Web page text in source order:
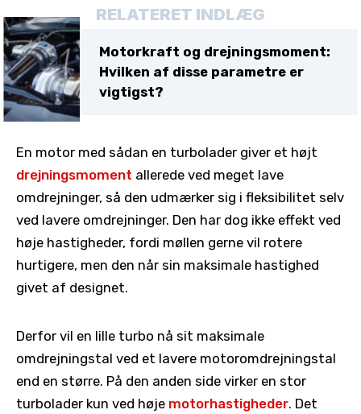
RELATERET INDLÆG
Motorkraft og drejningsmoment:
Hvilken af disse parametre er
vigtigst?
En motor med sådan en turbolader giver et højt
drejningsmoment allerede ved meget lave
omdrejninger, så den udmærker sig i fleksibilitet selv
ved lavere omdrejninger. Den har dog ikke effekt ved
høje hastigheder, fordi møllen gerne vil rotere
hurtigere, men den når sin maksimale hastighed
givet af designet.
Derfor vil en lille turbo nå sit maksimale
omdrejningstal ved et lavere motoromdrejningstal
end en større. På den anden side virker en stor
turbolader kun ved høje motorhastigheder. Det